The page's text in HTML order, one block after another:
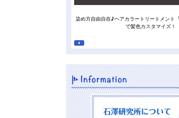
染め方自由自在♪ヘアカラートリートメント
で髪色カスタマイズ！